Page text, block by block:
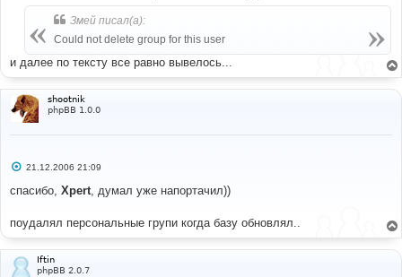
Змей писал(а):
Could not delete group for this user
и далее по тексту все равно вывелось...
shootnik
phpBB 1.0.0
С
о
е
н
е
21.12.2006 21:09
спасибо, Xpert, думал уже напортачил))
поудалял персональные групи когда базу обновлял..
Iftin
phpBB 2.0.7